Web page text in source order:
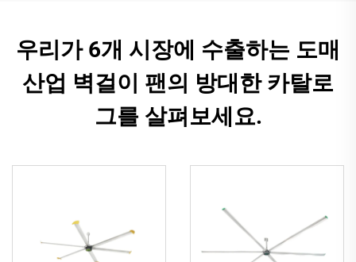
우리가 6개 시장에 수출하는 도매
산업 벽걸이 팬의 방대한 카탈로
그를 살펴보세요.